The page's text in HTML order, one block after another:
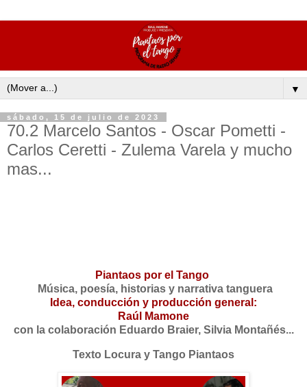
▼
sábado, 15 de julio de 2023
70.2 Marcelo Santos - Oscar Pometti -
Carlos Ceretti - Zulema Varela y mucho
mas...
Piantaos por el Tango
Música, poesía, historias y narrativa tanguera
Idea, conducción y producción general:
Raúl Mamone
con la colaboración Eduardo Braier, Silvia Montañés...
Texto Locura y Tango Piantaos